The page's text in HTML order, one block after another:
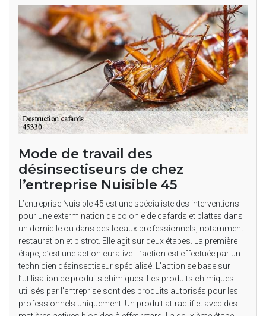
Mode de travail des
désinsectiseurs de chez
l’entreprise Nuisible 45
L’entreprise Nuisible 45 est une spécialiste des interventions
pour une extermination de colonie de cafards et blattes dans
un domicile ou dans des locaux professionnels, notamment
restauration et bistrot. Elle agit sur deux étapes. La première
étape, c’est une action curative. L’action est effectuée par un
technicien désinsectiseur spécialisé. L’action se base sur
l’utilisation de produits chimiques. Les produits chimiques
utilisés par l’entreprise sont des produits autorisés pour les
professionnels uniquement. Un produit attractif et avec des